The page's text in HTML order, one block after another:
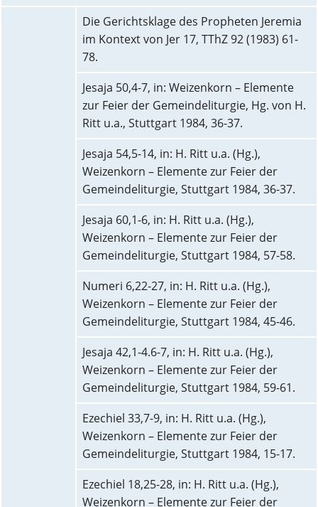
Die Gerichtsklage des Propheten Jeremia
im Kontext von Jer 17, TThZ 92 (1983) 61-
78.
Jesaja 50,4-7, in: Weizenkorn – Elemente
zur Feier der Gemeindeliturgie, Hg. von H.
Ritt u.a., Stuttgart 1984, 36-37.
Jesaja 54,5-14, in: H. Ritt u.a. (Hg.),
Weizenkorn – Elemente zur Feier der
Gemeindeliturgie, Stuttgart 1984, 36-37.
Jesaja 60,1-6, in: H. Ritt u.a. (Hg.),
Weizenkorn – Elemente zur Feier der
Gemeindeliturgie, Stuttgart 1984, 57-58.
Numeri 6,22-27, in: H. Ritt u.a. (Hg.),
Weizenkorn – Elemente zur Feier der
Gemeindeliturgie, Stuttgart 1984, 45-46.
Jesaja 42,1-4.6-7, in: H. Ritt u.a. (Hg.),
Weizenkorn – Elemente zur Feier der
Gemeindeliturgie, Stuttgart 1984, 59-61.
Ezechiel 33,7-9, in: H. Ritt u.a. (Hg.),
Weizenkorn – Elemente zur Feier der
Gemeindeliturgie, Stuttgart 1984, 15-17.
Ezechiel 18,25-28, in: H. Ritt u.a. (Hg.),
Weizenkorn – Elemente zur Feier der